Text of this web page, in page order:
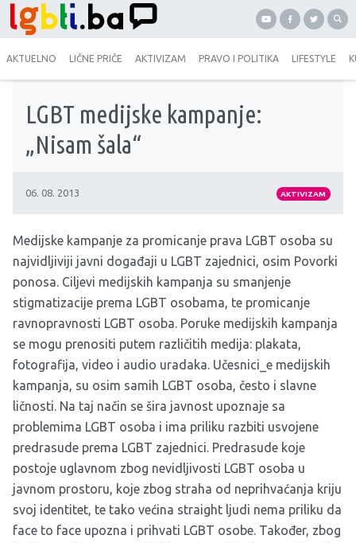
AKTUELNO LIČNE PRIČE AKTIVIZAM PRAVO I POLITIKA LIFESTYLE
LGBT medijske kampanje:
„Nisam šala“
06. 08. 2013 AKTIVIZAM
Medijske kampanje za promicanje prava LGBT osoba su
najvidljiviji javni događaji u LGBT zajednici, osim Povorki
ponosa. Ciljevi medijskih kampanja su smanjenje
stigmatizacije prema LGBT osobama, te promicanje
ravnopravnosti LGBT osoba. Poruke medijskih kampanja
se mogu prenositi putem različitih medija: plakata,
fotografija, video i audio uradaka. Učesnici_e medijskih
kampanja, su osim samih LGBT osoba, često i slavne
ličnosti. Na taj način se šira javnost upoznaje sa
problemima LGBT osoba i ima priliku razbiti usvojene
predrasude prema LGBT zajednici. Predrasude koje
postoje uglavnom zbog nevidljivosti LGBT osoba u
javnom prostoru, koje zbog straha od neprihvaćanja kriju
svoj identitet, te tako većina straight ljudi nema priliku da
face to face upozna i prihvati LGBT osobe. Također, zbog